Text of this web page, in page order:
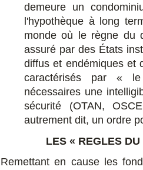
demeure un
l'hypothèque à long
monde où le règne du
assuré par des États
diffus et endémiques et
caractérisés par «
nécessaires une
sécurité (OTAN,
autrement dit, un ordre
LES « REGLES
Remettant en cause les